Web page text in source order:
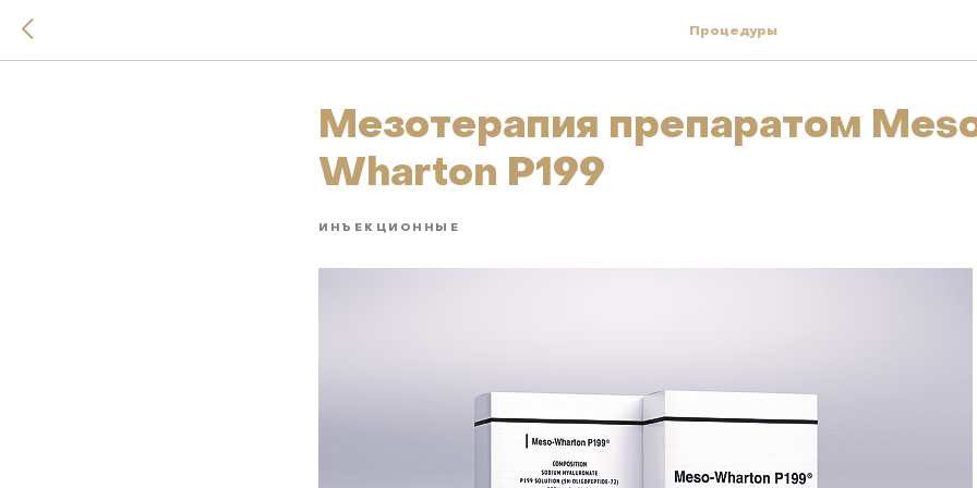
Процедуры
Мезотерапия препаратом
Wharton P199
ИНЪЕКЦИОННЫЕ